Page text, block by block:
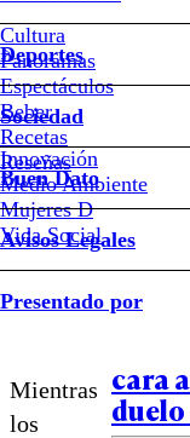
Cultura
Panoramas
Espectáculos
Beber
Recetas
Reseñas
Deportes
Sociedad
Innovación
Medio Ambiente
Mujeres D
Vida Social
Buen Dato
Avisos Legales
Presentado por
Messias
no
camina
de
fucsia
Mientras
los
26 de Junio
cara